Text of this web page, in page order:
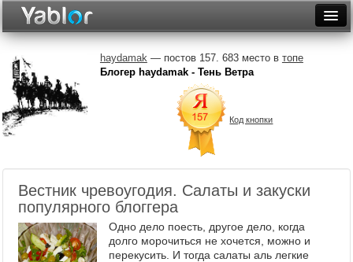
Неделя
Месяц
Рейтинги
Архив
Фототоп
haydamak— постов 157. 683 место в топе
Блогер haydamak - Тень Ветра
Код кнопки
Вестник чревоугодия. Салаты и закуски
популярного блоггера
Одно дело поесть, другое дело, когда
долго морочиться не хочется, можно и
перекусить. И тогда салаты аль легкие